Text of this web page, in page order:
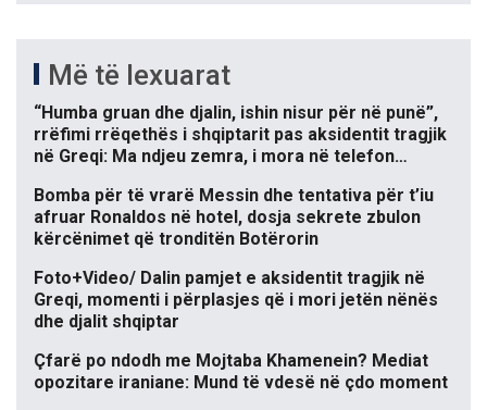
Më të lexuarat
“Humba gruan dhe djalin, ishin nisur për në punë”,
rrëfimi rrëqethës i shqiptarit pas aksidentit tragjik
në Greqi: Ma ndjeu zemra, i mora në telefon…
Bomba për të vrarë Messin dhe tentativa për t’iu
afruar Ronaldos në hotel, dosja sekrete zbulon
kërcënimet që tronditën Botërorin
Foto+Video/ Dalin pamjet e aksidentit tragjik në
Greqi, momenti i përplasjes që i mori jetën nënës
dhe djalit shqiptar
Çfarë po ndodh me Mojtaba Khamenein? Mediat
opozitare iraniane: Mund të vdesë në çdo moment